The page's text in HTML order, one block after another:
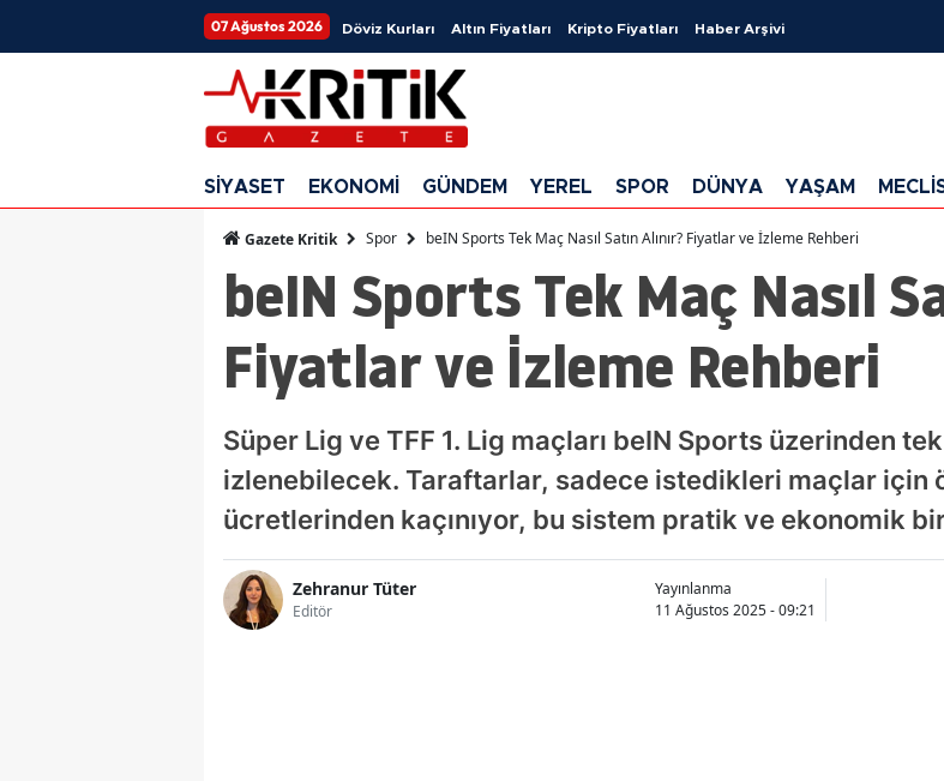
07 Ağustos 2026 Döviz Kurları Altın Fiyatları Kripto Fiyatları Haber Arşivi
SİYASET EKONOMİ GÜNDEM YEREL SPOR DÜNYA YAŞAM
Gazete Kritik Spor beIN Sports Tek Maç Nasıl Satın Alınır? Fiyatlar ve İzleme Rehberi
beIN Sports Tek Maç Nasıl
Fiyatlar ve İzleme Rehberi
Süper Lig ve TFF 1. Lig maçları beIN Sports üzerinden
izlenebilecek. Taraftarlar, sadece istedikleri maçlar için
ücretlerinden kaçınıyor, bu sistem pratik ve ekonomik
Zehranur Tüter
Editör
Yayınlanma
11 Ağustos 2025 - 09:21